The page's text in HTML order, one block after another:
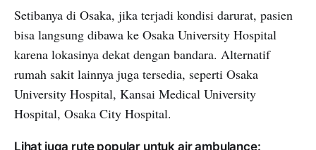
Setibanya di Osaka, jika terjadi kondisi darurat, pasien
bisa langsung dibawa ke Osaka University Hospital
karena lokasinya dekat dengan bandara. Alternatif
rumah sakit lainnya juga tersedia, seperti Osaka
University Hospital, Kansai Medical University
Hospital, Osaka City Hospital.
Lihat juga rute popular untuk air ambulance: